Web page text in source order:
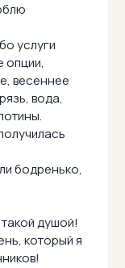
услуги
опции,
весеннее
вода,
бодренько,
душой!
который я